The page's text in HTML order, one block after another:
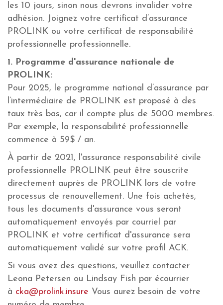
les 10 jours, sinon nous devrons invalider votre
adhésion. Joignez votre certificat d’assurance
PROLINK ou votre certificat de responsabilité
professionnelle professionnelle.
1. Programme d'assurance nationale de
PROLINK:
Pour 2025, le programme national d’assurance par
l’intermédiaire de PROLINK est proposé à des
taux très bas, car il compte plus de 5000 membres.
Par exemple, la responsabilité professionnelle
commence à 59$ / an.
À partir de 2021, l'assurance responsabilité civile
professionnelle PROLINK peut être souscrite
directement auprès de PROLINK lors de votre
processus de renouvellement. Une fois achetés,
tous les documents d'assurance vous seront
automatiquement envoyés par courriel par
PROLINK et votre certificat d'assurance sera
automatiquement validé sur votre profil ACK.
Si vous avez des questions, veuillez contacter
Leona Petersen ou Lindsay Fish par écourrier
à cka@prolink.insure Vous aurez besoin de votre